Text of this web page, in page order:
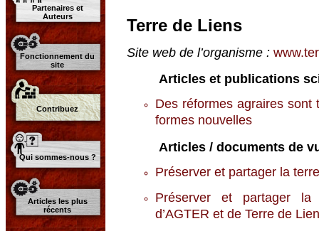
Partenaires et
Auteurs
Fonctionnement du
site
Contribuez
Qui sommes-nous ?
Articles les plus
récents
Terre de Liens
Site web de l’organisme :
Articles et publications
Des réformes agraires sont
formes nouvelles
Articles / documents de
Préserver et partager la
Préserver et partager la
d’AGTER et de Terre de